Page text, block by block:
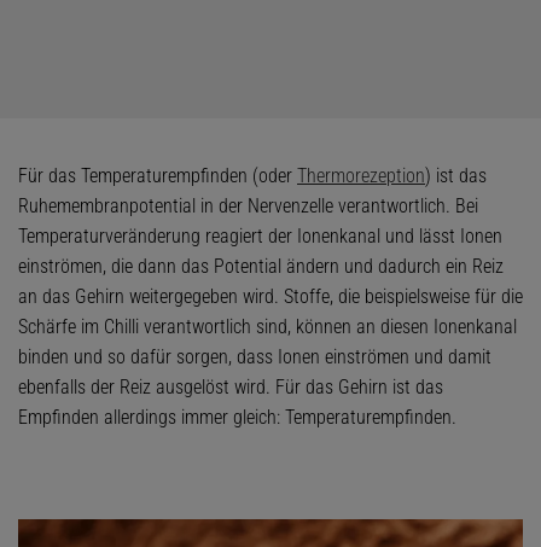
Für das Temperaturempfinden (oder Thermorezeption) ist das
Ruhemembranpotential in der Nervenzelle verantwortlich. Bei
Temperaturveränderung reagiert der Ionenkanal und lässt Ionen
einströmen, die dann das Potential ändern und dadurch ein Reiz
an das Gehirn weitergegeben wird. Stoffe, die beispielsweise für die
Schärfe im Chilli verantwortlich sind, können an diesen Ionenkanal
binden und so dafür sorgen, dass Ionen einströmen und damit
ebenfalls der Reiz ausgelöst wird. Für das Gehirn ist das
Empfinden allerdings immer gleich: Temperaturempfinden.